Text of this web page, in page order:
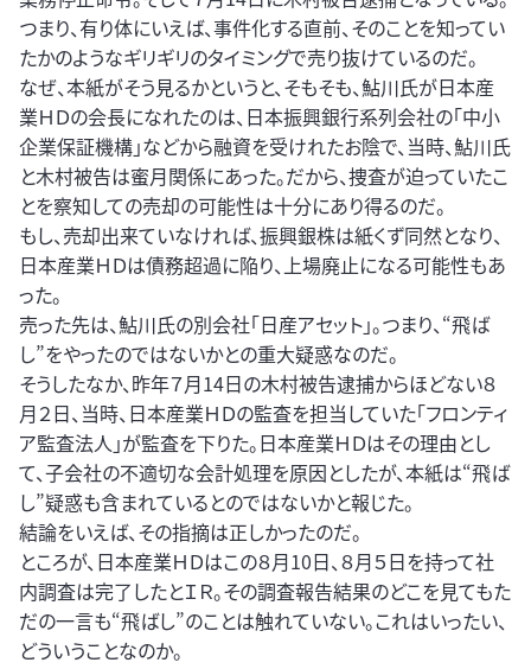
つまり、有り体にいえば、事件化する直前、そのことを知ってい
たかのようなギリギリのタイミングで売り抜けているのだ。
なぜ、本紙がそう見るかというと、そもそも、鮎川氏が日本産
業ＨＤの会長になれたのは、日本振興銀行系列会社の「中小
企業保証機構」などから融資を受けれたお陰で、当時、鮎川氏
と木村被告は蜜月関係にあった。だから、捜査が迫っていたこ
とを察知しての売却の可能性は十分にあり得るのだ。
もし、売却出来ていなければ、振興銀株は紙くず同然となり、
日本産業ＨＤは債務超過に陥り、上場廃止になる可能性もあ
った。
売った先は、鮎川氏の別会社「日産アセット」。つまり、“飛ば
し”をやったのではないかとの重大疑惑なのだ。
そうしたなか、昨年７月14日の木村被告逮捕からほどない８
月２日、当時、日本産業ＨＤの監査を担当していた「フロンティ
ア監査法人」が監査を下りた。日本産業ＨＤはその理由とし
て、子会社の不適切な会計処理を原因としたが、本紙は“飛ば
し”疑惑も含まれているとのではないかと報じた。
結論をいえば、その指摘は正しかったのだ。
ところが、日本産業ＨＤはこの８月10日、８月５日を持って社
内調査は完了したとＩＲ。その調査報告結果のどこを見てもた
だの一言も“飛ばし”のことは触れていない。これはいったい、
どういうことなのか。